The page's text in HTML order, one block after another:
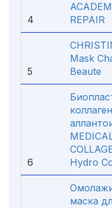
4
REPAIR
5
Mask
Beaute
6
Hydro
маска